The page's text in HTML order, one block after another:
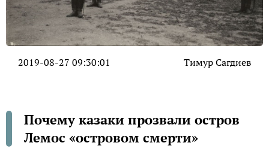
2019-08-27 09:30:01 Тимур Сагдиев
Почему казаки прозвали остров
Лемос «островом смерти»